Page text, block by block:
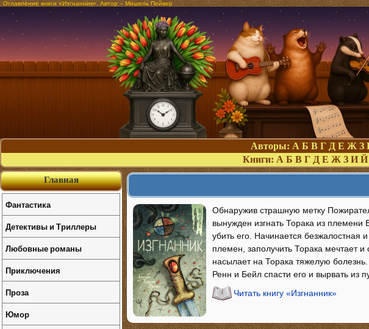
Оглавление книги «Изгнанник». Автор – Мишель Пейвер
Авторы: А Б В Г Д Е Ж З
Книги: А Б В Г Д Е Ж З И Й
Обнаружив страшную метку
вынужден изгнать Торака из
убить его. Начинается
племен, заполучить Торака
насылает на Торака тяжелую
Ренн и Бейл спасти его и вырвать из
Читать книгу «Изгнанник»
Главная
Фантастика
Детективы и Триллеры
Любовные романы
Приключения
Проза
Юмор